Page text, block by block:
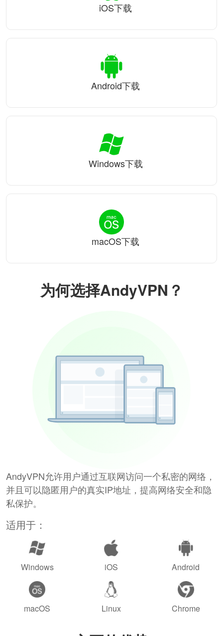
为何选择AndyVPN？
AndyVPN允许用户通过互联网访问一个私密的网络，
并且可以隐匿用户的真实IP地址，提高网络安全和隐
私保护。
适用于：
Windows iOS Android
macOS Linux Chrome
iOS下载
Android下载
Windows下载
macOS下载